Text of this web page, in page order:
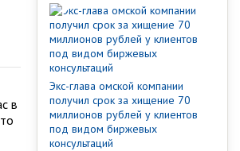
в
Экс-глава омской компании
получил срок за хищение 70
миллионов рублей у клиентов
под видом биржевых
консультаций